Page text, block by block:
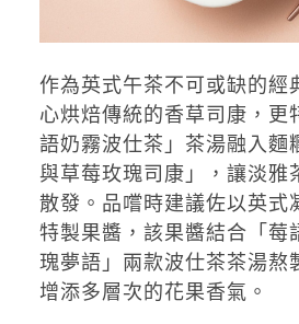
作為英式午茶不可或缺的經
心烘焙傳統的香草司康，更
語奶霧波仕茶」茶湯融入麵
與草莓玫瑰司康」，讓淡雅
散發。品嚐時建議佐以英式
特製果醬，該果醬結合「莓
瑰夢語」兩款波仕茶茶湯熬
增添多層次的花果香氣。